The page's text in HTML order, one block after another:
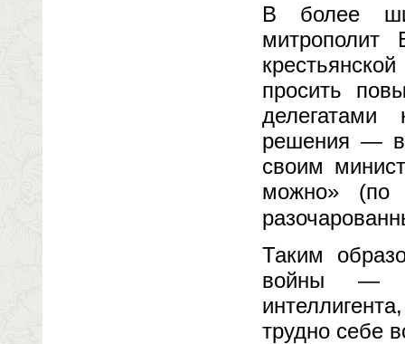
В более
митрополит
просить
делегатами
решения —
своим
можно» (по
Таким
войны —
трудно себе